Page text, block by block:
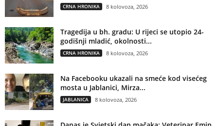
CRNA HRONIKA 8 kolovoza, 2026
Tragedija u bh. gradu: U rijeci se utopio 24-
godišnji mladić, okolnosti...
CRNA HRONIKA 8 kolovoza, 2026
Na Facebooku ukazali na smeće kod visećeg
mosta u Jablanici, Mirza...
JABLANICA 8 kolovoza, 2026